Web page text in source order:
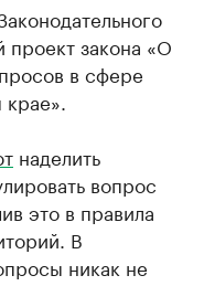
проект закона «О
в сфере
наделить
вопрос
это в правила
В
никак не